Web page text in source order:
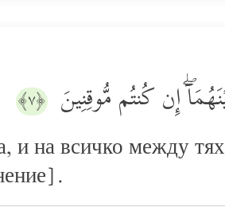
إِن كُنتُم مُّوقِنِینَ ﴿٧﴾
и на всичко между